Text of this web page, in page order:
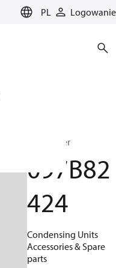
PL Logowanie
Condenser
097B82
424
Condensing Units
Accessories & Spare
parts